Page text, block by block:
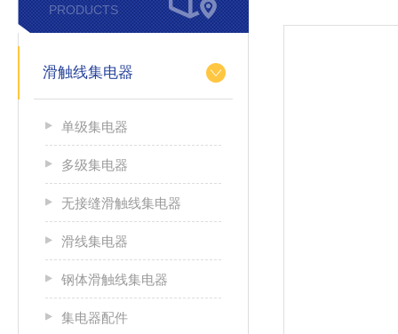
PRODUCTS
滑触线集电器
单级集电器
多级集电器
无接缝滑触线集电器
滑线集电器
钢体滑触线集电器
集电器配件